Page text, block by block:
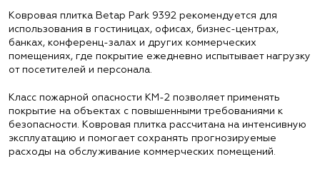
Ковровая плитка Betap Park 9392 рекомендуется для
использования в гостиницах, офисах, бизнес-центрах,
банках, конференц-залах и других коммерческих
помещениях, где покрытие ежедневно испытывает нагрузку
от посетителей и персонала.
Класс пожарной опасности КМ-2 позволяет применять
покрытие на объектах с повышенными требованиями к
безопасности. Ковровая плитка рассчитана на интенсивную
эксплуатацию и помогает сохранять прогнозируемые
расходы на обслуживание коммерческих помещений.